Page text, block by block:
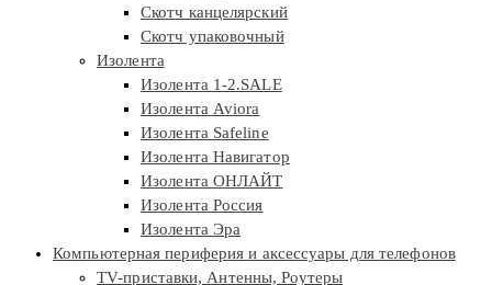
Скотч канцелярский
Скотч упаковочный
Изолента
Изолента 1-2.SALE
Изолента Aviora
Изолента Safeline
Изолента Навигатор
Изолента ОНЛАЙТ
Изолента Россия
Изолента Эра
Компьютерная периферия и аксессуары для телефонов
TV-приставки, Антенны, Роутеры